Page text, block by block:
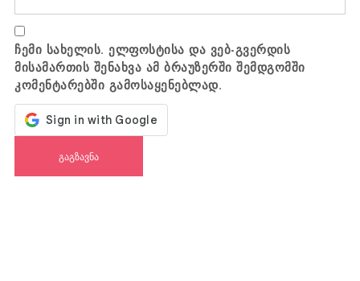
ჩემი სახელის. ელფოსტისა და ვებ-გვერდის
მისამართის შენახვა ამ ბრაუზერში შემდგომში
კომენტარებში გამოსაყენებლად.